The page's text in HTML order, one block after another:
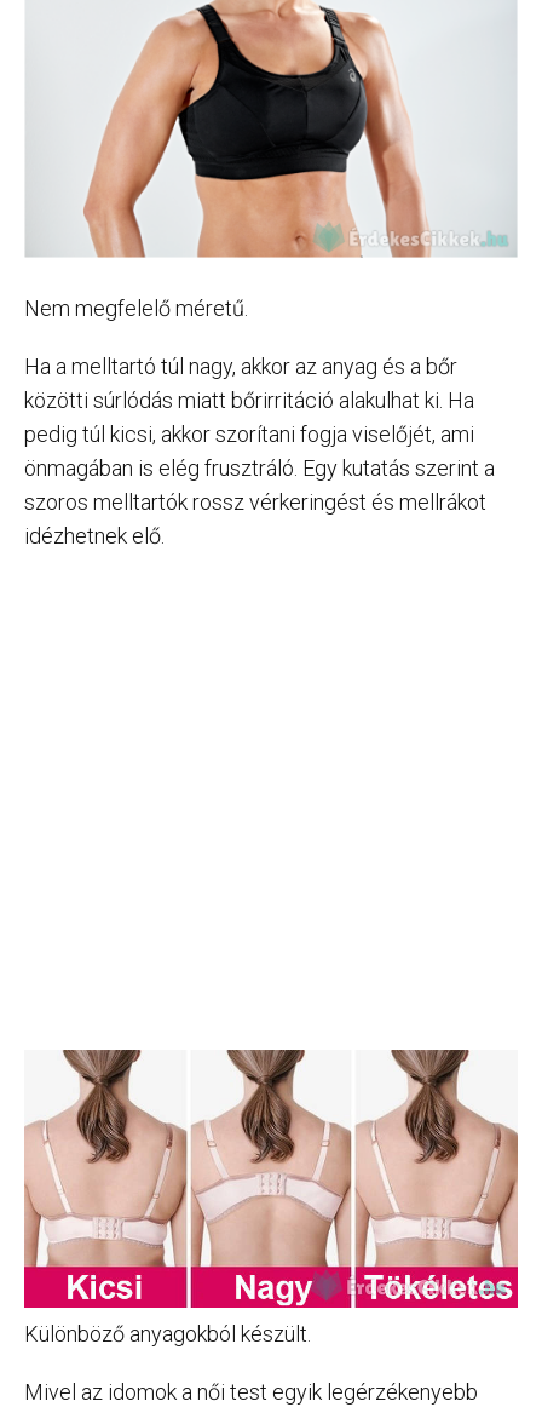
Nem megfelelő méretű.
Ha a melltartó túl nagy, akkor az anyag és a bőr
közötti súrlódás miatt bőrirritáció alakulhat ki. Ha
pedig túl kicsi, akkor szorítani fogja viselőjét, ami
önmagában is elég frusztráló. Egy kutatás szerint a
szoros melltartók rossz vérkeringést és mellrákot
idézhetnek elő.
Különböző anyagokból készült.
Mivel az idomok a női test egyik legérzékenyebb